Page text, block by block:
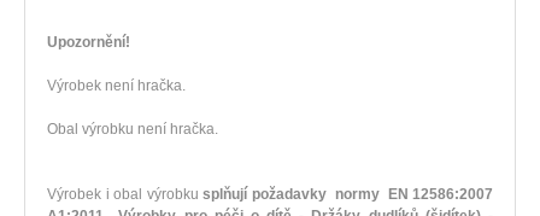
Upozornění!
Výrobek není hračka.
Obal výrobku není hračka.
Výrobek i obal výrobku splňují požadavky normy EN 12586:2007